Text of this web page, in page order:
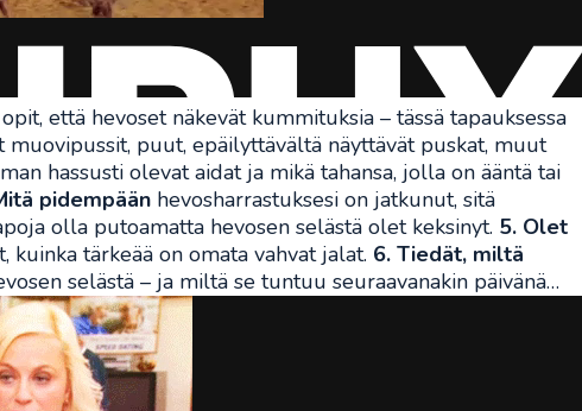
opit, että hevoset näkevät kummituksia – tässä tapauksessa
muovipussit, puut, epäilyttävältä näyttävät puskat, muut
hassusti olevat aidat ja mikä tahansa, jolla on ääntä tai
pidempään hevosharrastuksesi on jatkunut, sitä
olla putoamatta hevosen selästä olet keksinyt. 5. Olet
kuinka tärkeää on omata vahvat jalat. 6. Tiedät, miltä
selästä – ja miltä se tuntuu seuraavanakin päivänä…